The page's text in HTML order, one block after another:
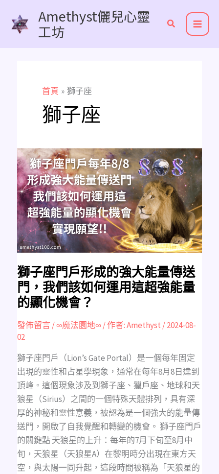
Amethyst儷兒心靈
工坊
首頁 獅子座
獅子座
獅子座門戶形成的強大能量傳送
門，我們該如何運用這超強能量
的顯化機會？
發佈留言/∞魔法園地∞/ 作者:Amethyst/2024-08-
02
獅子座門戶（Lion’s Gate Portal）是一個每年固定
出現的靈性和占星學現象，通常在每年8月8日達到
頂峰。這個現象涉及到獅子座、獵戶座、地球和天
狼星（Sirius）之間的一個特殊天體排列，具有深
厚的神秘和靈性意義，被認為是一個強大的能量傳
送門，開啟了自我覺醒和轉變的機會。 獅子座門戶
的關鍵點 天狼星的上升：每年的7月下旬至8月中
旬，天狼星（天狼星A）在黎明時分出現在東方天
空，與太陽一同升起，這段時間被稱為「天狼星的
獅
子
座
門
戶
形
成
的
強
大
能
量
傳
送
門，
我
該
如
何
運
用
這
超
能
量
機
會？